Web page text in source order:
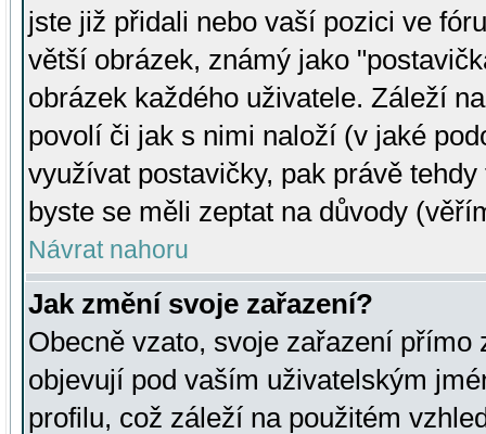
jste již přidali nebo vaší pozici ve
větší obrázek, známý jako
obrázek každého uživatele. Záleží
povolí či jak s nimi naloží (v jaké
využívat postavičky, pak právě
byste se měli zeptat na důvody
Návrat nahoru
Jak změní svoje zařazení?
Obecně vzato, svoje zařazení přímo
objevují pod vaším uživatelským
profilu, což záleží na použitém